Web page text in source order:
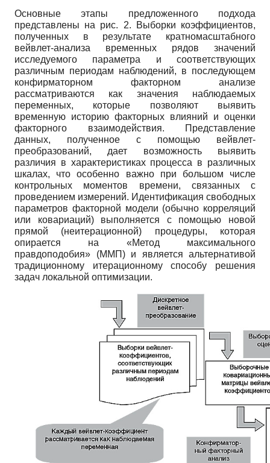
Основные этапы предложенного подхода
представлены на рис. 2. Выборки коэффициентов,
полученных в результате кратномасштабного
вейвлет-анализа временных рядов значений
исследуемого параметра и соответствующих
различным периодам наблюдений, в последующем
конфирматорном факторном анализе
рассматриваются как значения наблюдаемых
переменных, которые позволяют выявить
временную историю факторных влияний и оценки
факторного взаимодействия. Представление
данных, полученное с помощью вейвлет-
преобразований, дает возможность выявить
различия в характеристиках процесса в различных
шкалах, что особенно важно при большом числе
контрольных моментов времени, связанных с
проведением измерений. Идентификация свободных
параметров факторной модели (обычно корреляций
или ковариа­ций) выполняется с помощью новой
прямой (неитерационной) процедуры, которая
опирается на «Метод максимального
правдоподобия» (ММП) и является альтернативой
традиционному итерационному способу решения
задач локальной оптимизации.